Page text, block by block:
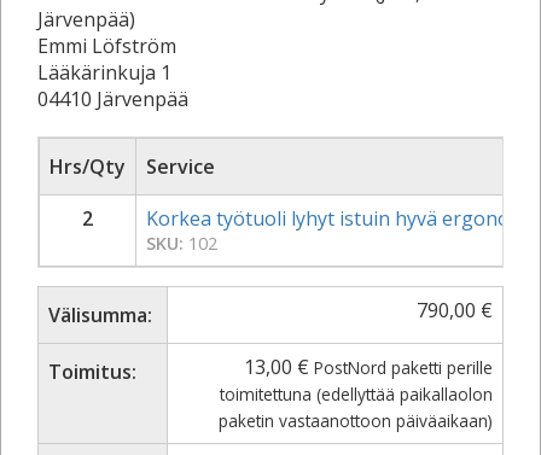
Järvenpää)
Emmi Löfström
Lääkärinkuja 1
04410 Järvenpää
Hrs/Qty
Service
2
Korkea työtuoli lyhyt istuin hyvä
SKU: 102
Välisumma: 790,00 €
Toimitus: 13,00 € PostNord paketti perille
toimitettuna (edellyttää paikallaolon
paketin vastaanottoon päiväaikaan)